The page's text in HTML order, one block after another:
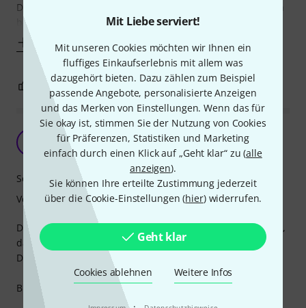
Mit Liebe serviert!
Mit unseren Cookies möchten wir Ihnen ein
fluffiges Einkaufserlebnis mit allem was
dazugehört bieten. Dazu zählen zum Beispiel
passende Angebote, personalisierte Anzeigen
und das Merken von Einstellungen. Wenn das für
Sie okay ist, stimmen Sie der Nutzung von Cookies
für Präferenzen, Statistiken und Marketing
einfach durch einen Klick auf „Geht klar“ zu (alle
anzeigen).
Sie können Ihre erteilte Zustimmung jederzeit
über die Cookie-Einstellungen (hier) widerrufen.
Geht klar
Cookies ablehnen Weitere Infos
Das Kissen, auf dem sie liegt, und auch der Schlägel waren
bei dem günstigen Preis dabei.
Mehr anzeigen
0
In love with smooth sound
Yuvii 31.05.2020
Die Klangschale is sehr günstig was aber nicht gleich heißt,
das sie billig ist.
Der Klang ist wirklich voll und angenehm.
Bin mit dieser sehr zufrieden,
Sound
Verarbeitung